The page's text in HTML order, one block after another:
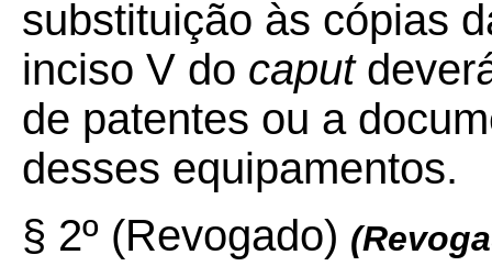
substituição às cópias
inciso V do caput
de patentes ou a
desses equipamentos.
§ 2º (Revogado)